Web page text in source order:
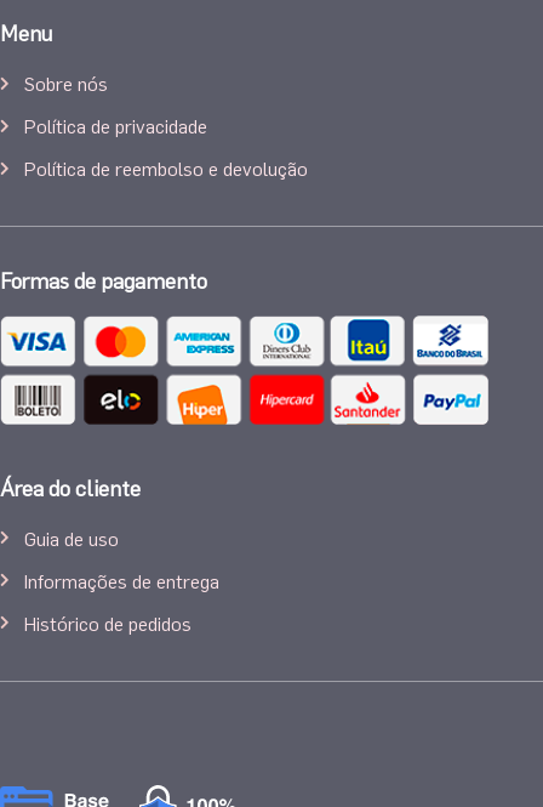
Menu
Sobre nós
Política de privacidade
Política de reembolso e devolução
Formas de pagamento
Área do cliente
Guia de uso
Informações de entrega
Histórico de pedidos